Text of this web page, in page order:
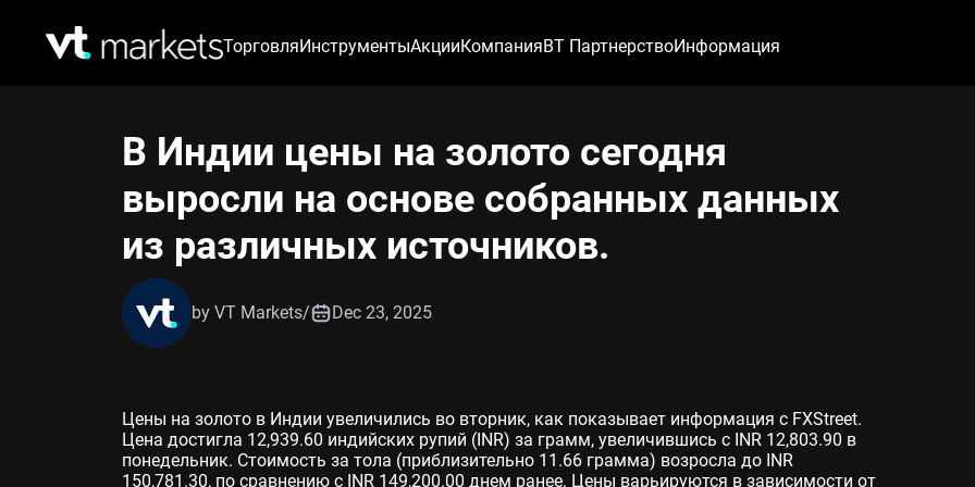
ТорговляИнструментыАкцииКомпанияВТ ПартнерствоИнформация
В Индии цены на золото сегодня
выросли на основе собранных данных
из различных источников.
by VT Markets/ Dec 23, 2025
Цены на золото в Индии увеличились во вторник, как показывает информация с FXStreet.
Цена достигла 12,939.60 индийских рупий (INR) за грамм, увеличившись с INR 12,803.90 в
понедельник. Стоимость за тола (приблизительно 11.66 грамма) возросла до INR
150,781.30, по сравнению с INR 149,200.00 днем ранее. Цены варьируются в зависимости от